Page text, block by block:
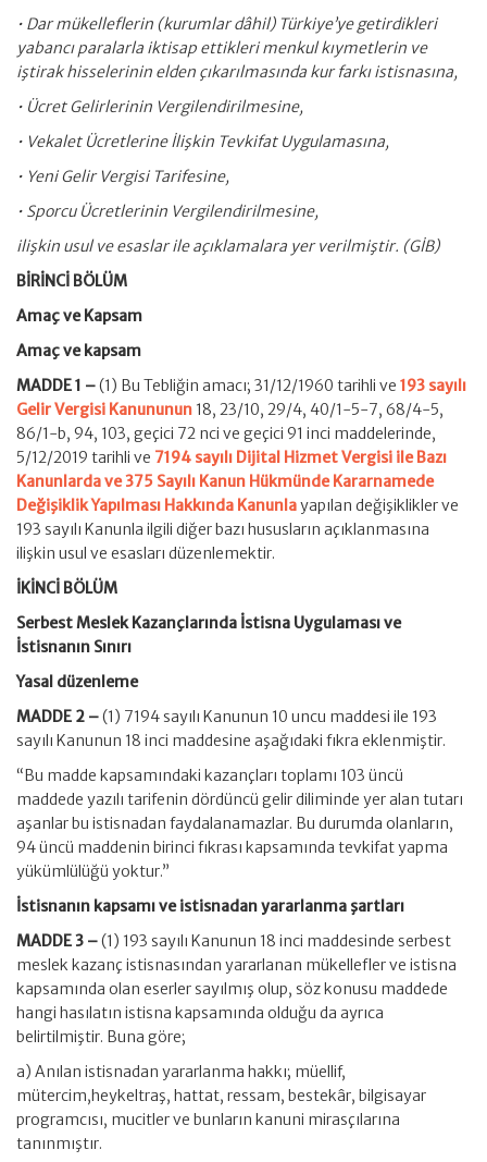
• Dar mükelleflerin (kurumlar dâhil) Türkiye’ye getirdikleri
yabancı paralarla iktisap ettikleri menkul kıymetlerin ve
iştirak hisselerinin elden çıkarılmasında kur farkı istisnasına,
• Ücret Gelirlerinin Vergilendirilmesine,
• Vekalet Ücretlerine İlişkin Tevkifat Uygulamasına,
• Yeni Gelir Vergisi Tarifesine,
• Sporcu Ücretlerinin Vergilendirilmesine,
ilişkin usul ve esaslar ile açıklamalara yer verilmiştir. (GİB)
BİRİNCİ BÖLÜM
Amaç ve Kapsam
Amaç ve kapsam
MADDE 1 –(1) Bu Tebliğin amacı; 31/12/1960 tarihli ve 193 sayılı
Gelir Vergisi Kanununun 18, 23/10, 29/4, 40/1-5-7, 68/4-5,
86/1-b, 94, 103, geçici 72 nci ve geçici 91 inci maddelerinde,
5/12/2019 tarihli ve 7194 sayılı Dijital Hizmet Vergisi ile Bazı
Kanunlarda ve 375 Sayılı Kanun Hükmünde Kararnamede
Değişiklik Yapılması Hakkında Kanunlayapılan değişiklikler ve
193 sayılı Kanunla ilgili diğer bazı hususların açıklanmasına
ilişkin usul ve esasları düzenlemektir.
İKİNCİ BÖLÜM
Serbest Meslek Kazançlarında İstisna Uygulaması ve
İstisnanın Sınırı
Yasal düzenleme
MADDE 2 –(1) 7194 sayılı Kanunun 10 uncu maddesi ile 193
sayılı Kanunun 18 inci maddesine aşağıdaki fıkra eklenmiştir.
“Bu madde kapsamındaki kazançları toplamı 103 üncü
maddede yazılı tarifenin dördüncü gelir diliminde yer alan tutarı
aşanlar bu istisnadan faydalanamazlar. Bu durumda olanların,
94 üncü maddenin birinci fıkrası kapsamında tevkifat yapma
yükümlülüğü yoktur.”
İstisnanın kapsamı ve istisnadan yararlanma şartları
MADDE 3 –(1) 193 sayılı Kanunun 18 inci maddesinde serbest
meslek kazanç istisnasından yararlanan mükellefler ve istisna
kapsamında olan eserler sayılmış olup, söz konusu maddede
hangi hasılatın istisna kapsamında olduğu da ayrıca
belirtilmiştir. Buna göre;
a) Anılan istisnadan yararlanma hakkı; müellif,
mütercim,heykeltraş, hattat, ressam, bestekâr, bilgisayar
programcısı, mucitler ve bunların kanuni mirasçılarına
tanınmıştır.